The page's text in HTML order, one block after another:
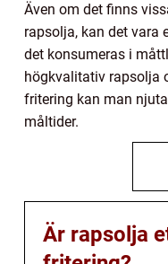
Även om det finns
rapsolja, kan det vara
det konsumeras i
högkvalitativ rapsolja
fritering kan man
måltider.
Är rapsolja